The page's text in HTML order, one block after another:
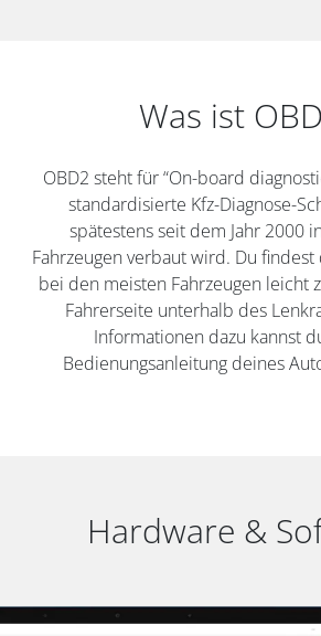
Was ist
OBD2 steht für “On-board
standardisierte Kfz-Diagnose-
spätestens seit dem Jahr 2000
Fahrzeugen verbaut wird. Du
bei den meisten Fahrzeugen leicht
Fahrerseite unterhalb des
Informationen dazu kannst
Bedienungsanleitung deines
Hardware &